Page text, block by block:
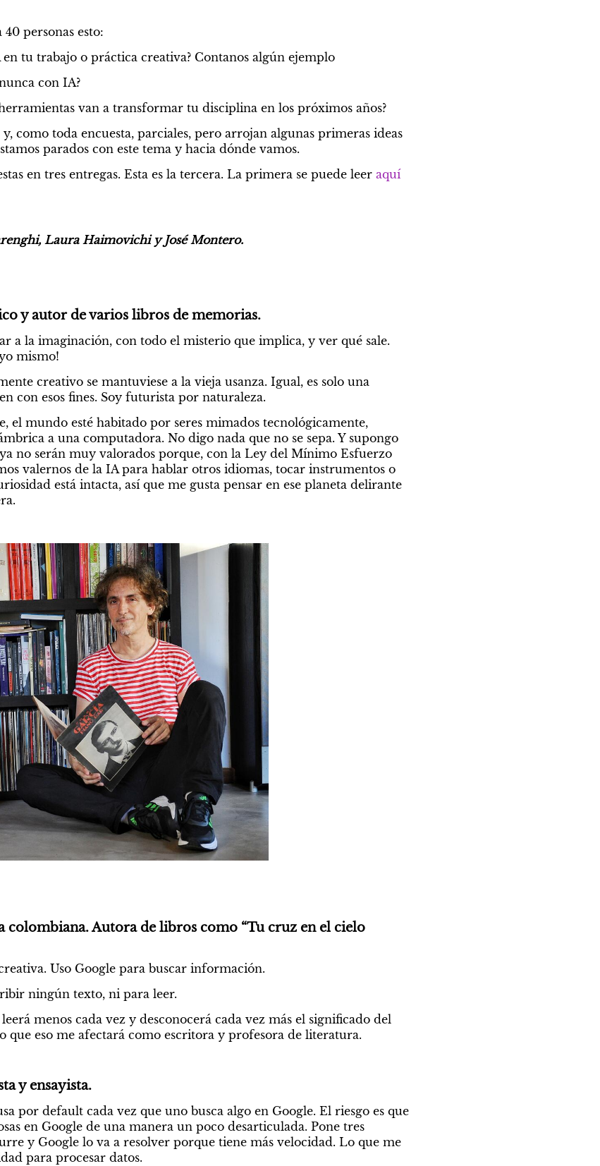
personas esto:
en tu trabajo o práctica creativa? Contanos algún ejemplo
con IA?
van a transformar tu disciplina en los próximos años?
y, como toda encuesta, parciales, pero arrojan algunas primeras ideas
parados con este tema y hacia dónde vamos.
en tres entregas. Esta es la tercera. La primera se puede leer
aquí
Laura Haimovichi y José Montero.
y autor de varios libros de memorias.
a la imaginación, con todo el misterio que implica, y ver qué sale.
mismo!
creativo se mantuviese a la vieja usanza. Igual, es solo una
con esos fines. Soy futurista por naturaleza.
el mundo esté habitado por seres mimados tecnológicamente,
a una computadora. No digo nada que no se sepa. Y supongo
no serán muy valorados porque, con la Ley del Mínimo Esfuerzo
valernos de la IA para hablar otros idiomas, tocar instrumentos o
está intacta, así que me gusta pensar en ese planeta delirante
colombiana. Autora de libros como “Tu cruz en el cielo
Uso Google para buscar información.
ningún texto, ni para leer.
menos cada vez y desconocerá cada vez más el significado del
que eso me afectará como escritora y profesora de literatura.
y ensayista.
por default cada vez que uno busca algo en Google. El riesgo es que
en Google de una manera un poco desarticulada. Pone tres
y Google lo va a resolver porque tiene más velocidad. Lo que me
para procesar datos.